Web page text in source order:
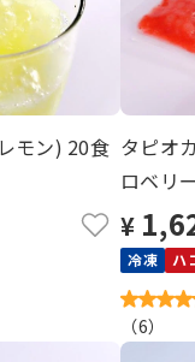
モン) 20食 タピオ
ロベリ
¥
冷凍
ハ
（6）